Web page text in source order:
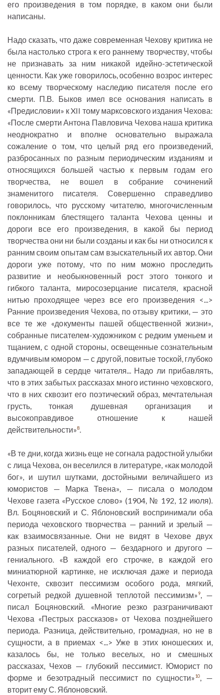
его произведения в том порядке, в каком они были
написаны.
Надо сказать, что даже современная Чехову критика не
была настолько строга к его раннему творчеству, чтобы
не признавать за ним никакой идейно-эстетической
ценности. Как уже говорилось, особенно возрос интерес
ко всему творческому наследию писателя после его
смерти. П.В. Быков имел все основания написать в
«Предисловии» к XII тому марксовского издания Чехова:
«После смерти Антона Павловича Чехова наша критика
неоднократно и вполне основательно выражала
сожаление о том, что целый ряд его произведений,
разбросанных по разным периодическим изданиям и
относящихся большей частью к первым годам его
творчества, не вошел в собрание сочинений
знаменитого писателя. Совершенно справедливо
говорилось, что русскому читателю, многочисленным
поклонникам блестящего таланта Чехова ценны и
дороги все его произведения, в какой бы период
творчества они ни были созданы и как бы ни относился к
ранним своим опытам сам взыскательный их автор. Они
дороги уже потому, что по ним можно проследить
развитие и необыкновенный рост этого тонкого и
гибкого таланта, миросозерцание писателя, красной
нитью проходящее через все его произведения <...>
Ранние произведения Чехова, по отзыву критики, — это
все те же «документы пашей общественной жизни»,
собранные писателем-художником с редким уменьем и
тщанием, с одной стороны, освещенные сознательным
вдумчивым юмором — с другой, повитые тоской, глубоко
западающей в сердце читателя... Надо ли прибавлять,
что в этих забытых рассказах много истинно чеховского,
что в них сквозит его поэтический образ, мечтательная
грусть, тонкая душевная организация и
высокоправдивое отношение к нашей
действительности»8.
«В те дни, когда жизнь еще не согнала радостной улыбки
с лица Чехова, он веселился в литературе, «как молодой
бог», и шутил шутками, достойными величайшего из
юмористов — Марка Твена», — писала о молодом
Чехове газета «Русское слово» (1904, № 192, 12 июля).
Вл. Боцяновский и С. Яблоновский воспринимали оба
периода чеховского творчества — ранний и зрелый —
как взаимосвязанные. Они не видят в Чехове двух
разных писателей, одного — бездарного и другого —
гениального. «В каждой его строчке, в каждой его
миниатюрной картинке, не исключая даже и периода
Чехонте, сквозит пессимизм особого рода, мягкий,
согретый редкой душевной теплотой пессимизм»9, —
писал Боцяновский. «Многие резко разграничивают
Чехова «Пестрых рассказов» от Чехова позднейшего
периода. Разница, действительно, громадная, но не в
сущности, а в приемах <...> Уже в этих юношеских и,
казалось бы, не только веселых, но и смешных
рассказах, Чехов — глубокий пессимист. Юморист по
форме и безотрадный пессимист по сущности»10, —
вторит ему С. Яблоновский.